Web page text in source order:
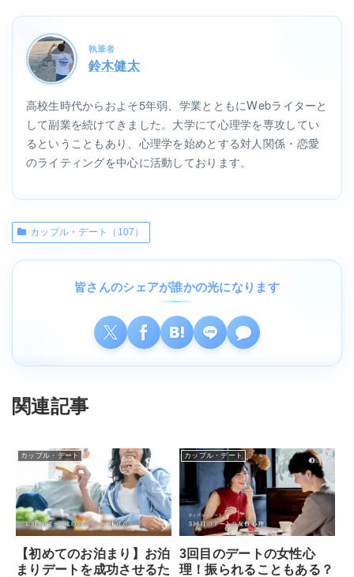
執筆者
鈴木健太
高校生時代からおよそ5年弱、学業とともにWebライターと
して副業を続けてきました。大学にて心理学を専攻してい
るということもあり、心理学を始めとする対人関係・恋愛
のライティングを中心に活動しております。
カップル・デート（107）
皆さんのシェアが誰かの光になります
関連記事
カップル・デート
【初めてのお泊まり】お泊
まりデートを成功させるた
カップル・デート
3回目のデートの女性心
理！振られることもある？